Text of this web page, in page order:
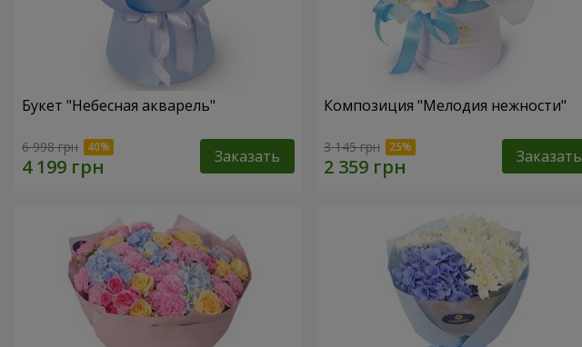
Букет "Небесная акварель"
6 998 грн Заказать
Композиция "Мелодия нежности"
3 145 грн Заказать